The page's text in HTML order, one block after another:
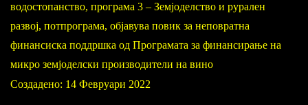
водостопанство, програма 3 – Земјоделство и рурален
развој, потпрограма, објавува повик за неповратна
финансиска поддршка од Програмата за финансирање на
микро земјоделски производители на вино
Создадено: 14 Февруари 2022